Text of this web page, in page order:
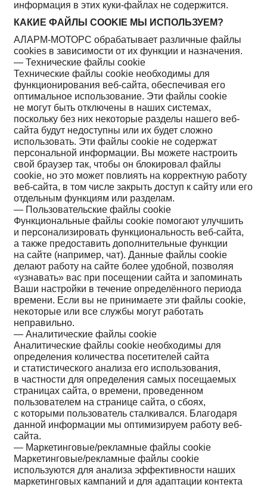
информация в этих куки-файлах не содержится.
КАКИЕ ФАЙЛЫ COOKIE МЫ ИСПОЛЬЗУЕМ?
АЛАРМ-МОТОРС обрабатывает различные файлы
cookies в зависимости от их функции и назначения.
— Технические файлы cookie
Технические файлы cookie необходимы для
функционирования веб-сайта, обеспечивая его
оптимальное использование. Эти файлы cookie
не могут быть отключены в наших системах,
поскольку без них некоторые разделы нашего веб-
сайта будут недоступны или их будет сложно
использовать. Эти файлы cookie не содержат
персональной информации. Вы можете настроить
свой браузер так, чтобы он блокировал файлы
cookie, но это может повлиять на корректную работу
веб-сайта, в том числе закрыть доступ к сайту или его
отдельным функциям или разделам.
— Пользовательские файлы cookie
Функциональные файлы cookie помогают улучшить
и персонализировать функциональность веб-сайта,
а также предоставить дополнительные функции
на сайте (например, чат). Данные файлы cookie
делают работу на сайте более удобной, позволяя
«узнавать» вас при посещении сайта и запоминать
Ваши настройки в течение определённого периода
времени. Если вы не принимаете эти файлы cookie,
некоторые или все службы могут работать
неправильно.
— Аналитические файлы cookie
Аналитические файлы cookie необходимы для
определения количества посетителей сайта
и статистического анализа его использования,
в частности для определения самых посещаемых
страницах сайта, о времени, проведенном
пользователем на странице сайта, о сбоях,
с которыми пользователь сталкивался. Благодаря
данной информации мы оптимизируем работу веб-
сайта.
— Маркетинговые/рекламные файлы cookie
Маркетинговые/рекламные файлы cookie
используются для анализа эффективности наших
маркетинговых кампаний и для адаптации контекта